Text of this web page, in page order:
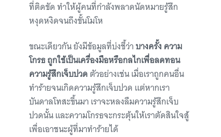
ที่ติดขัด ทำให้ผู้คนที่กำลังพลาดนัดหมายรู้สึก
หงุดหงิดจนถึงขั้นโมโห
ขณะเดียวกัน ยังมีข้อมูลที่บ่งชี้ว่าบางครั้ง ความ
โกรธ ถูกใช้เป็นเครื่องมือหรือกลไกเพื่อลดทอน
ความรู้สึกเจ็บปวด ตัวอย่างเช่น เมื่อเราถูกคนอื่น
ทำร้ายจนเกิดความรู้สึกเจ็บปวด แต่หากเรา
บันดาลโทสะขึ้นมา เราจะหลงลืมความรู้สึกเจ็บ
ปวดนั้น และความโกรธจะกระตุ้นให้เราตัดสินใจสู้
เพื่อเอาชนะผู้ที่มาทำร้ายได้